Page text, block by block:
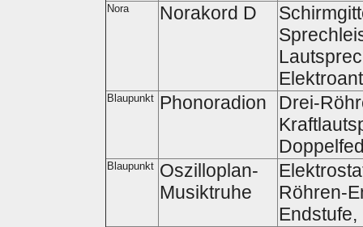
Nora Norakord D
Blaupunkt Phonoradion
Drei-
Blaupunkt Oszilloplan-
Musiktruhe
Röhren-